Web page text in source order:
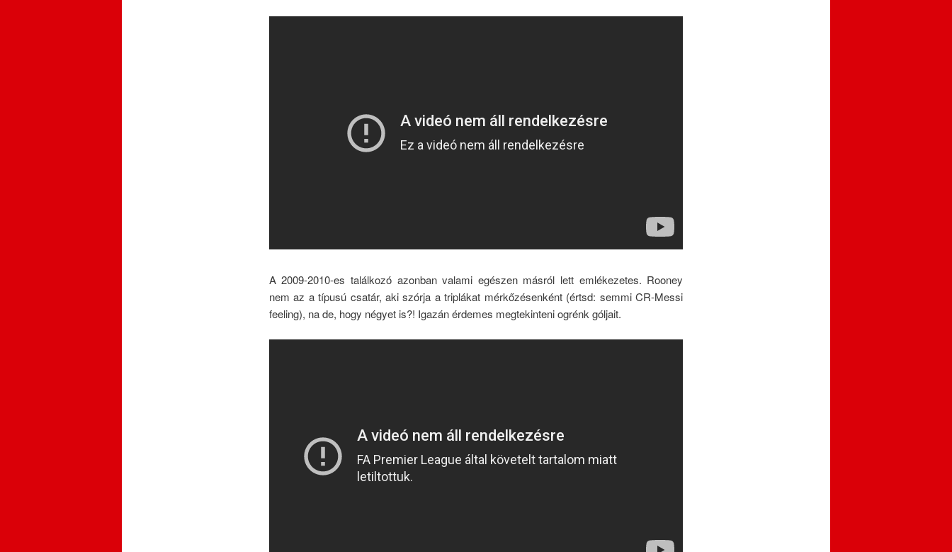
A 2009-2010-es találkozó azonban valami egészen másról lett emlékezetes. Rooney
nem az a típusú csatár, aki szórja a triplákat mérkőzésenként (értsd: semmi CR-Messi
feeling), na de, hogy négyet is?! Igazán érdemes megtekinteni ogrénk góljait.